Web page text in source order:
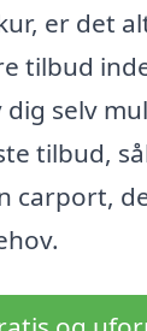
er det
tilbud
dig selv
tilbud,
carport,